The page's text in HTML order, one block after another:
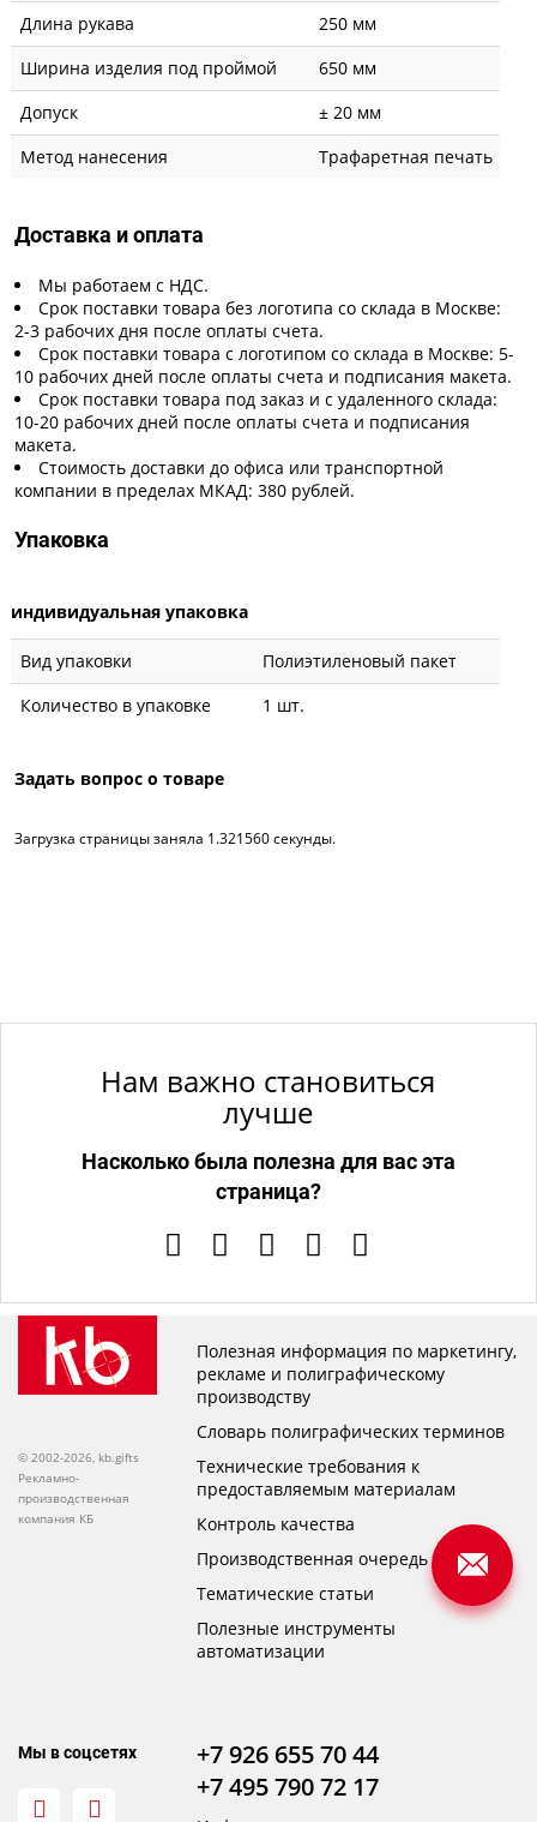
Длина рукава
250 мм
Ширина изделия под проймой
650 мм
Допуск
± 20 мм
Метод нанесения
Трафаретная печать
Доставка и оплата
Мы работаем с НДС.
Срок поставки товара без логотипа со склада в Москве:
2-3 рабочих дня после оплаты счета.
Срок поставки товара с логотипом со склада в Москве: 5-
10 рабочих дней после оплаты счета и подписания макета.
Срок поставки товара под заказ и с удаленного склада:
10-20 рабочих дней после оплаты счета и подписания
макета.
Стоимость доставки до офиса или транспортной
компании в пределах МКАД: 380 рублей.
Упаковка
индивидуальная упаковка
Вид упаковки
Полиэтиленовый пакет
Количество в упаковке
1 шт.
Задать вопрос о товаре
Загрузка страницы заняла 1.321560 секунды.
Нам важно становиться
лучше
Насколько была полезна для вас эта
страница?
© 2002-2026, kb.gifts
Рекламно-
производственная
компания КБ
Полезная информация по маркетингу,
рекламе и полиграфическому
производству
Словарь полиграфических терминов
Технические требования к
предоставляемым материалам
Контроль качества
Производственная очередь
Тематические статьи
Полезные инструменты
автоматизации
Мы в соцсетях
+7 926 655 70 44
+7 495 790 72 17